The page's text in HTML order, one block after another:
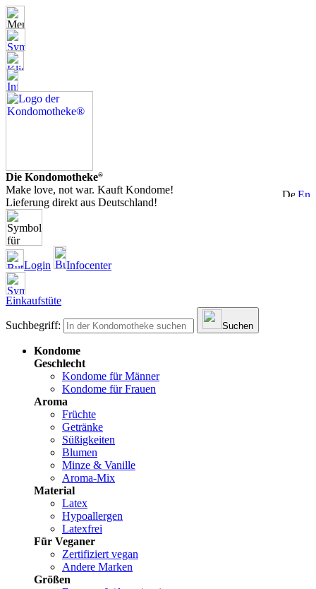
Die Kondomotheke®
Make love, not war. Kauft Kondome!
Lieferung direkt aus Deutschland!
Login Infocenter
Einkaufstüte
Suchbegriff: Suchen
Kondome
Geschlecht
Kondome für Männer
Kondome für Frauen
Aroma
Früchte
Getränke
Süßigkeiten
Blumen
Minze & Vanille
Aroma-Mix
Material
Latex
Hypoallergen
Latexfrei
Für Veganer
Zertifiziert vegan
Andere Marken
Größen